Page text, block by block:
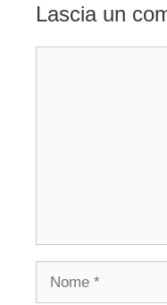
Lascia un